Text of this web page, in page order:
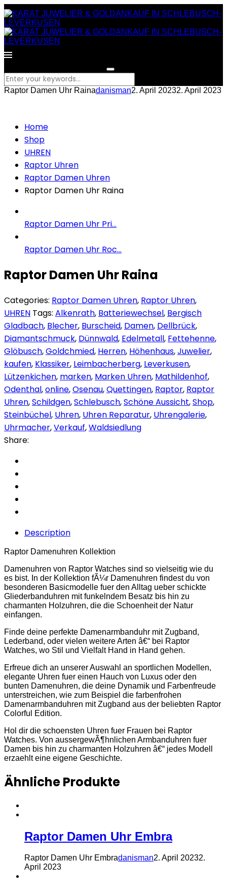
Raptor Damen Uhr Rainadanisman2. April 20232. April 2023
Home
Shop
UHREN
Raptor Uhren
Raptor Damen Uhren
Raptor Damen Uhr Raina
Raptor Damen Uhr Pri...
Raptor Damen Uhr Roc...
Raptor Damen Uhr Raina
Categories: Raptor Damen Uhren, Raptor Uhren,
UHREN Tags: Alkenrath, Batteriewechsel, Bergisch
Gladbach, Blecher, Burscheid, Damen, Dellbrück,
Diamantschmuck, Dünnwald, Edelmetall, Fettehenne,
Glöbusch,Goldchmied, Herren, Höhenhaus,Juwelier,
kaufen, Klassiker, Leimbacherberg, Leverkusen,
Lützenkichen, marken, Marken Uhren, Mathildenhof,
Odenthal,online,Osenau,Quettingen, Raptor, Raptor
Uhren,Schildgen,Schlebusch,Schöne Aussicht,Shop,
Steinbüchel, Uhren, Uhren Reparatur, Uhrengalerie,
Uhrmacher,Verkauf,Waldsiedlung
Share:
Description
Raptor Damenuhren Kollektion
Damenuhren von Raptor Watches sind so vielseitig wie du
es bist. In der Kollektion fÃ¼r Damenuhren findest du von
besonderen Basicmodelle fuer den Alltag ueber schickte
Gliederbanduhren mit funkelndem Besatz bis hin zu
charmanten Holzuhren, die die Schoenheit der Natur
einfangen.
Finde deine perfekte Damenarmbanduhr mit Zugband,
Lederband, oder vielen weitere Arten â€“ bei Raptor
Watches, wo Stil und Vielfalt Hand in Hand gehen.
Erfreue dich an unserer Auswahl an sportlichen Modellen,
elegante Uhren fuer einen Hauch von Luxus oder den
bunten Damenuhren, die deine Dynamik und Farbenfreude
unterstreichen, wie zum Beispiel die farbenfrohen
Damenarmbanduhren mit Zugband aus der beliebten Raptor
Colorful Edition.
Hol dir die schoensten Uhren fuer Frauen bei Raptor
Watches. Von aussergewÃ¶hnlichen Armbanduhren fuer
Damen bis hin zu charmanten Holzuhren â€“ jedes Modell
erzaehlt eine eigene Geschichte.
Ähnliche Produkte
Raptor Damen Uhr Embra
Raptor Damen Uhr Embradanisman2. April 20232.
April 2023